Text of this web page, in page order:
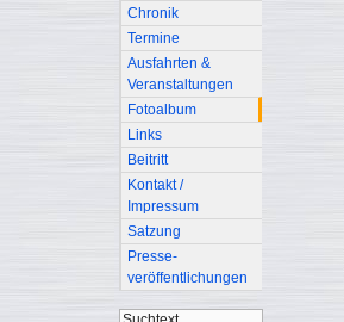
Chronik
Termine
Ausfahrten &
Veranstaltungen
Fotoalbum
Links
Beitritt
Kontakt /
Impressum
Satzung
Presse-
veröffentlichungen